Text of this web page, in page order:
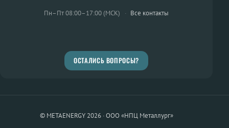
Пн–Пт 08:00–17:00 (МСК) · Все контакты
ОСТАЛИСЬ ВОПРОСЫ?
© METAENERGY 2026 · ООО «НПЦ Металлург»